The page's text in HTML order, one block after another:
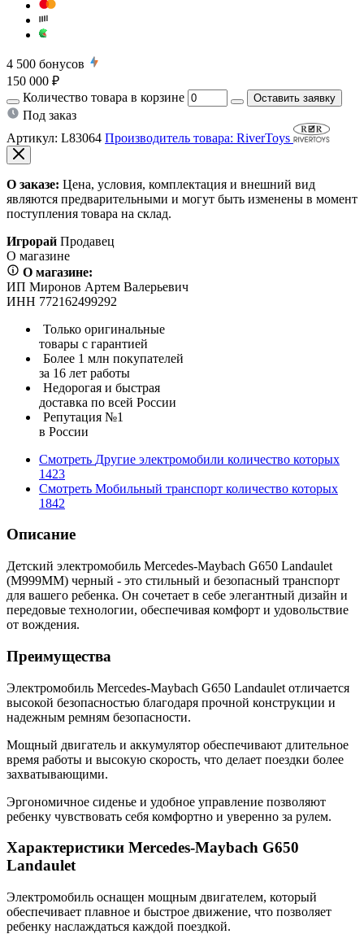
4 500 бонусов
150 000 ₽
Количество товара в корзине
Оставить заявку
Под заказ
Артикул: L83064 Производитель товара: RiverToys
О заказе: Цена, условия, комплектация и внешний вид
являются предварительными и могут быть изменены в момент
поступления товара на склад.
Игрорай Продавец
О магазине
О магазине:
ИП Миронов Артем Валерьевич
ИНН 772162499292
Только оригинальные
товары с гарантией
Более 1 млн покупателей
за 16 лет работы
Недорогая и быстрая
доставка по всей России
Репутация №1
в России
Смотреть Другие электромобили количество которых
1423
Смотреть Мобильный транспорт количество которых
1842
Описание
Детский электромобиль Mercedes-Maybach G650 Landaulet
(M999MM) черный - это стильный и безопасный транспорт
для вашего ребенка. Он сочетает в себе элегантный дизайн и
передовые технологии, обеспечивая комфорт и удовольствие
от вождения.
Преимущества
Электромобиль Mercedes-Maybach G650 Landaulet отличается
высокой безопасностью благодаря прочной конструкции и
надежным ремням безопасности.
Мощный двигатель и аккумулятор обеспечивают длительное
время работы и высокую скорость, что делает поездки более
захватывающими.
Эргономичное сиденье и удобное управление позволяют
ребенку чувствовать себя комфортно и уверенно за рулем.
Характеристики Mercedes-Maybach G650
Landaulet
Электромобиль оснащен мощным двигателем, который
обеспечивает плавное и быстрое движение, что позволяет
ребенку наслаждаться каждой поездкой.